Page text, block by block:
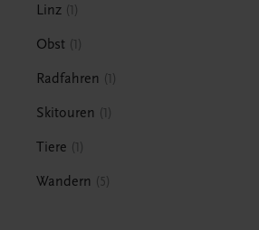
Linz 1
Obst 1
Radfahren 1
Skitouren 1
Tiere 1
Wandern 5